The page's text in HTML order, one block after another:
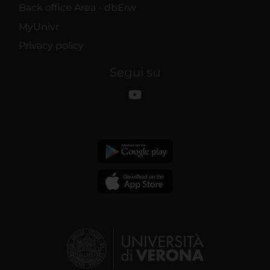
Back office Area - dbErw
MyUnivr
Privacy policy
Segui su